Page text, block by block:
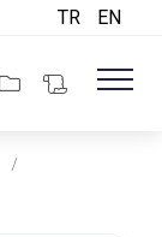
TR EN
/